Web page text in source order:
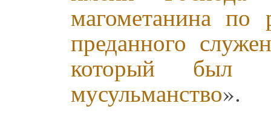
магометанина
преданного
который был
мусульманство».